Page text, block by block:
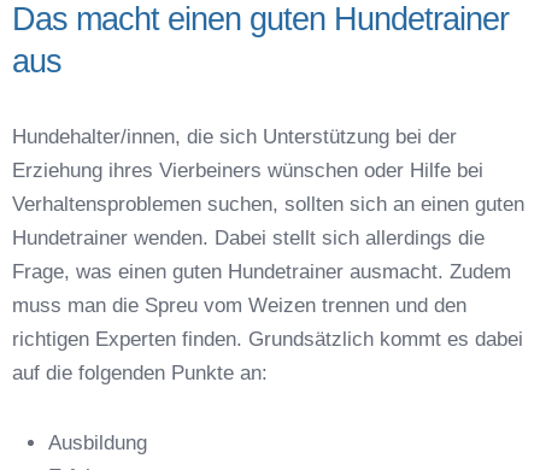
Anschrift
Das macht einen guten Hundetrainer
aus
Hundehalter/innen, die sich Unterstützung bei der
Erziehung ihres Vierbeiners wünschen oder Hilfe bei
Verhaltensproblemen suchen, sollten sich an einen guten
Hundetrainer wenden. Dabei stellt sich allerdings die
Frage, was einen guten Hundetrainer ausmacht. Zudem
muss man die Spreu vom Weizen trennen und den
richtigen Experten finden. Grundsätzlich kommt es dabei
auf die folgenden Punkte an:
Ausbildung